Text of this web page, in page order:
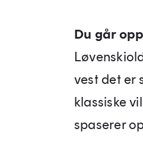
Du går
vest det er
klassiske
spaserer